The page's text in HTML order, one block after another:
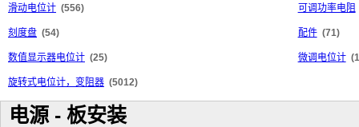
滑动电位计 (556) 可调功率电阻
刻度盘 (54) 配件 (71)
数值显示器电位计 (25) 微调电位计
旋转式电位计，变阻器 (5012)
电源 - 板安装